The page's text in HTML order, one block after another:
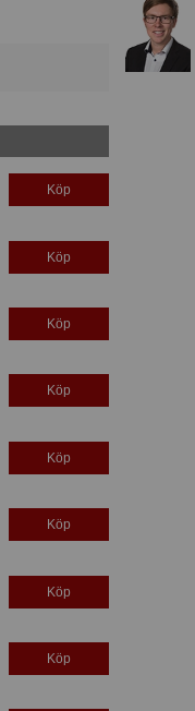
Köp
Köp
Köp
Köp
Köp
Köp
Köp
Köp